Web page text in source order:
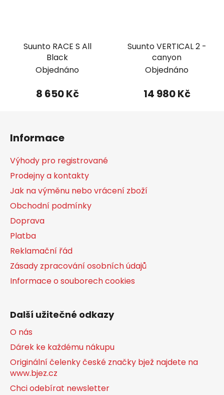
Suunto RACE S All
Black
Objednáno
8 650 Kč
Suunto VERTICAL 2 -
canyon
Objednáno
14 980 Kč
Informace
Výhody pro registrované
Prodejny a kontakty
Jak na výměnu nebo vrácení zboží
Obchodní podmínky
Doprava
Platba
Reklamační řád
Zásady zpracování osobních údajů
Informace o souborech cookies
Další užitečné odkazy
O nás
Dárek ke každému nákupu
Originální čelenky české značky bjež najdete na
www.bjez.cz
Chci odebírat newsletter